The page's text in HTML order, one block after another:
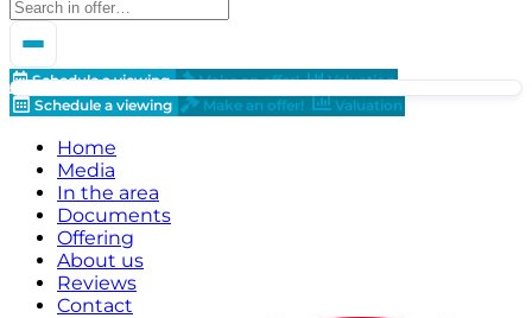
Schedule a viewing Make an offer!
Valuation
Schedule a viewing
Make an offer! Valuation
Home
Media
In the area
Documents
Offering
About us
Reviews
Contact